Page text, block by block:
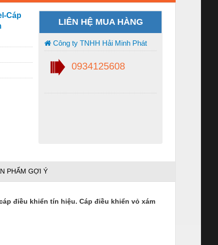
Cáp
LIÊN HỆ MUA HÀNG
Công ty TNHH Hải Minh Phát
0934125608
PHẨM GỢI Ý
điều khiển tín hiệu. Cáp điều khiển vỏ xám